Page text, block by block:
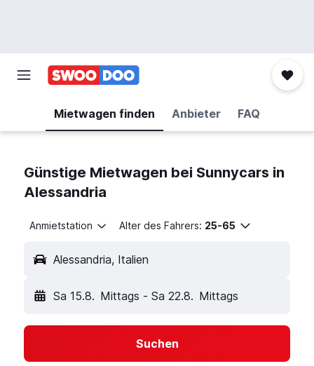
Mietwagen finden Anbieter FAQ
Günstige Mietwagen bei Sunnycars in
Alessandria
Anmietstation Alter des Fahrers: 25-65
Alessandria, Italien
Sa 15.8. Mittags - Sa 22.8. Mittags
Suchen